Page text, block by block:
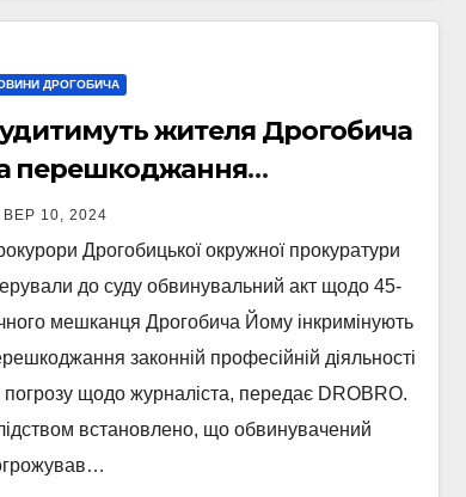
ДРОГОБИЧА
жителя Дрогобича
перешкоджання
діяльності та
розправою
ВЕР 10, 2024
Дрогобицької окружної прокуратури
до суду обвинувальний акт щодо 45-
мешканця Дрогобича Йому інкримінують
законній професійній діяльності
погрозу щодо журналіста, передає DROBRO.
встановлено, що обвинувачений